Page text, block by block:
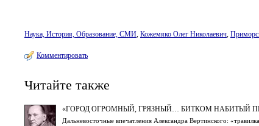
Наука, История, Образование, СМИ, Кожемяко Олег Николаевич,
Комментировать
Читайте также
«ГОРОД ОГРОМНЫЙ, ГРЯЗНЫЙ… БИТКОМ НАБИТЫЙ
Дальневосточные впечатления Александра Вертинского: